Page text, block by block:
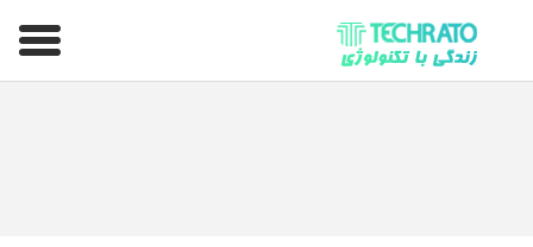
تکراتو – زندگی با تکنولوژی